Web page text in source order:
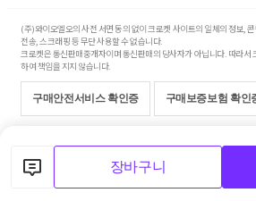
장바구니
(주)와이오엘오의 사전 서면 동의 없이 크로켓 사이트의 일체의 정보,
전송, 스크래핑 등 무단 사용할 수 없습니다.
크로켓은 통신판매중개자이며 통신판매의 당사자가 아닙니다. 따라서
하여 책임을 지지 않습니다.
구매안전서비스 확인증 구매보증보험 확인